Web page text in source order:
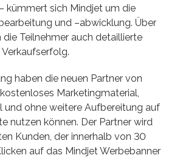
kümmert sich Mindjet um die
und –abwicklung. Über
Teilnehmer auch detaillierte
haben die neuen Partner von
Marketingmaterial,
und ohne weitere Aufbereitung auf
nutzen können. Der Partner wird
Kunden, der innerhalb von 30
auf das Mindjet Werbebanner